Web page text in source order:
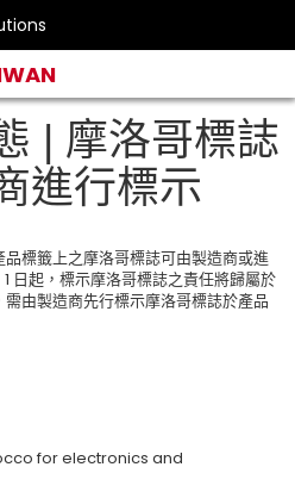
| 摩洛哥標誌
進行標示
標籤上之摩洛哥標誌可由製造商或進
日起，標示摩洛哥標誌之責任將歸屬於
由製造商先行標示摩洛哥標誌於產品
for electronics and